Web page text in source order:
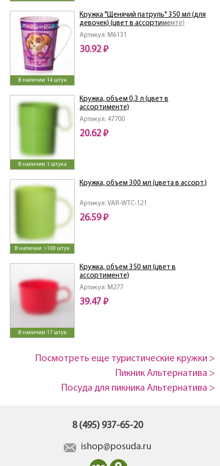
В наличии 14 штук
Артикул: M6131
Кружка "Щенячий патруль" 350 мл (для
девочек) (цвет в ассортименте)
30.92 ₽
В наличии 1 штука
Артикул: 47700
Кружка, объем 0,3 л (цвет в
ассортименте)
20.62 ₽
В наличии >100 штук
Артикул: VAR-WTC-121
Кружка, объем 300 мл (цвета в ассорт.)
26.59 ₽
В наличии 17 штук
Артикул: M277
Кружка, объем 350 мл (цвет в
ассортименте)
39.47 ₽
Посмотреть еще туристические кружки >
Пикник Альтернатива >
Посуда для пикника Альтернатива >
8 (495) 937-65-20
ishop@posuda.ru